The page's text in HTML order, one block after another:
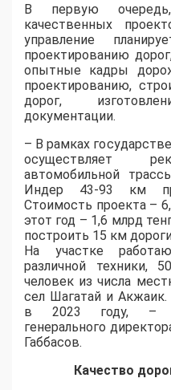
В первую
качественных
управление
проектированию
опытные кадры
проектированию,
дорог,
документации.
– В рамках
осуществляет
автомобильной
Индер 43-93 км
Стоимость проекта –
этот год – 1,6 млрд
построить 15 км
На участке
различной техники,
человек из числа
сел Шагатай и
в 2023 году, –
генерального
Габбасов.
Качество